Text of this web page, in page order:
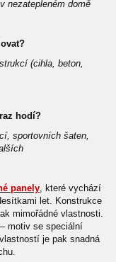
nezatepleném domě
(cihla, beton,
hodí?
sportovních šaten,
panely , které vychází
let. Konstrukce
mimořádné vlastnosti.
motiv se speciální
je pak snadná